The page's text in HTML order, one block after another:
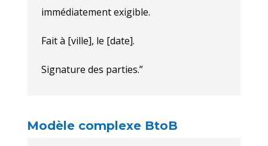
immédiatement exigible.
Fait à [ville], le [date].
Signature des parties.”
Modèle complexe BtoB